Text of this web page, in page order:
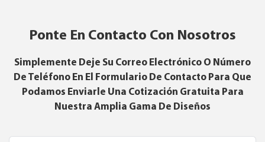
Ponte En Contacto Con Nosotros
Simplemente Deje Su Correo Electrónico O Número
De Teléfono En El Formulario De Contacto Para Que
Podamos Enviarle Una Cotización Gratuita Para
Nuestra Amplia Gama De Diseños